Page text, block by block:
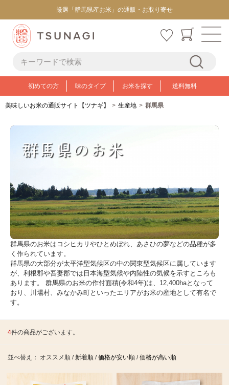
厳選「群馬県産お米」の通販・お取り寄せ
初めての方 味のタイプ お米を探す 送料無料
美味しいお米の通販サイト【ツナギ】 生産地 群馬県
群馬県のお米はコシヒカリやひとめぼれ、あさひの夢などの品種が多
く作られています。
群馬県の大部分が太平洋型気候区の中の関東型気候区に属しています
が、利根郡や吾妻郡では日本海型気候や内陸性の気候を示すところも
あります。 群馬県のお米の作付面積(令和4年)は、12,400haとなって
おり、川場村、みなかみ町といったエリアがお米の産地として有名で
す。
4件の商品がございます。
並べ替え： オススメ順 /新着順 /価格が安い順 /価格が高い順